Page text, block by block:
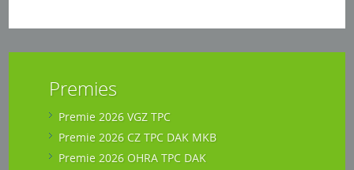
Premies
Premie 2026 VGZ TPC
Premie 2026 CZ TPC DAK MKB
Premie 2026 OHRA TPC DAK